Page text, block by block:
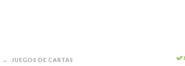
JUEGOS DE CARTAS